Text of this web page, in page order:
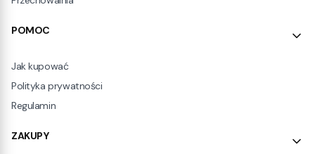
POMOC
Jak kupować
Polityka prywatności
Regulamin
ZAKUPY